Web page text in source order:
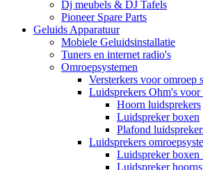
Dj meubels & DJ Tafels
Pioneer Spare Parts
Geluids Apparatuur
Mobiele Geluidsinstallatie
Tuners en internet radio's
Omroepsystemen
Versterkers voor omroep
Luidsprekers Ohm's voor
Hoorn luidsprekers
Luidspreker boxen
Plafond
Luidsprekers
Luidspreker boxen
Luidspreker